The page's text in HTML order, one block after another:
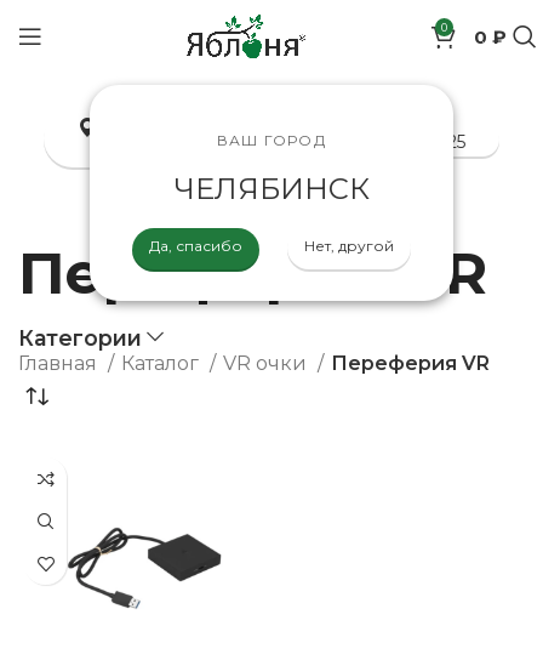
0
позиций0 ₽
ВАШ ГОРОД
ЧЕЛЯБИНСК
Да, спасибо Нет, другой
8-800-200-70-25
Переферия VR
Категории
Главная Каталог VR очки Переферия VR